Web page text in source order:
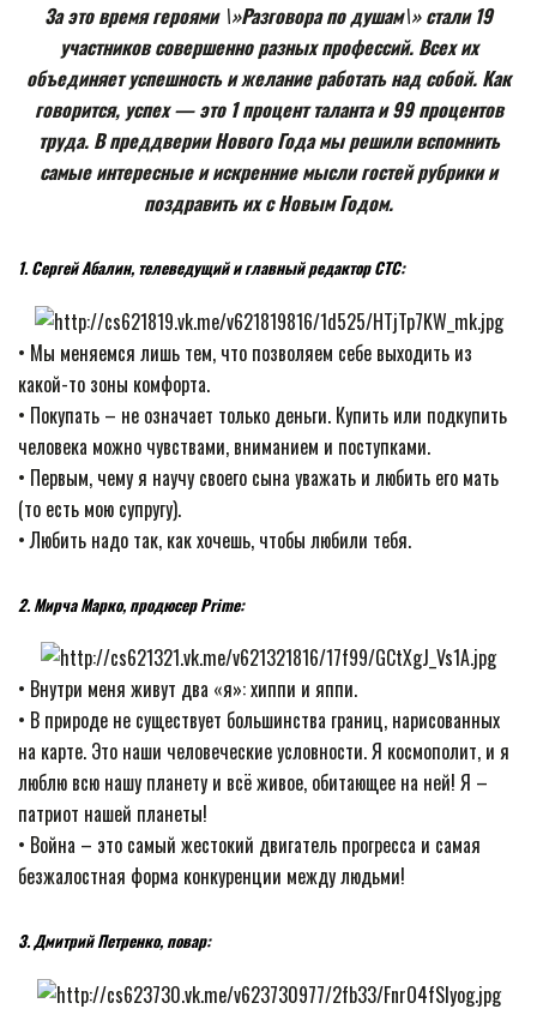
За это время героями \»Разговора по душам\» стали 19
участников совершенно разных профессий. Всех их
объединяет успешность и желание работать над собой. Как
говорится, успех — это 1 процент таланта и 99 процентов
труда. В преддверии Нового Года мы решили вспомнить
самые интересные и искренние мысли гостей рубрики и
поздравить их с Новым Годом.
1. Сергей Абалин, телеведущий и главный редактор СТС:
• Мы меняемся лишь тем, что позволяем себе выходить из
какой-то зоны комфорта.
• Покупать – не означает только деньги. Купить или подкупить
человека можно чувствами, вниманием и поступками.
• Первым, чему я научу своего сына уважать и любить его мать
(то есть мою супругу).
• Любить надо так, как хочешь, чтобы любили тебя.
2. Мирча Марко, продюсер Prime:
• Внутри меня живут два «я»: хиппи и яппи.
• В природе не существует большинства границ, нарисованных
на карте. Это наши человеческие условности. Я космополит, и я
люблю всю нашу планету и всё живое, обитающее на ней! Я –
патриот нашей планеты!
• Война – это самый жестокий двигатель прогресса и самая
безжалостная форма конкуренции между людьми!
3. Дмитрий Петренко, повар: